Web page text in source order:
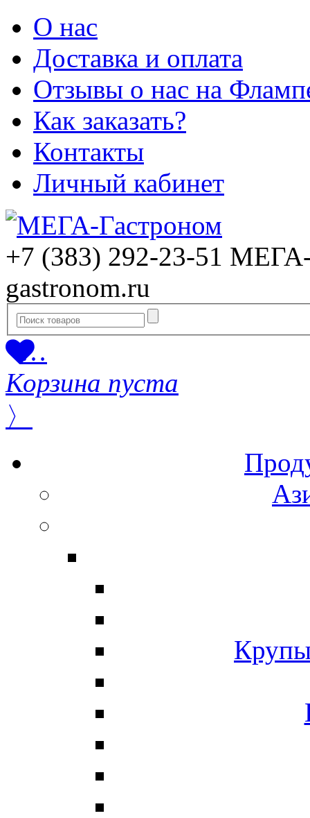
О нас
Доставка и оплата
Отзывы о нас на
Как заказать?
Контакты
Личный кабинет
+7 (383) 292-23-51 МЕГА-
gastronom.ru
…
Корзина пуста
〉